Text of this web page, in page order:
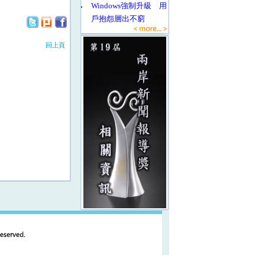
回上頁
‧
Windows強制升級 用
戶抱怨層出不窮